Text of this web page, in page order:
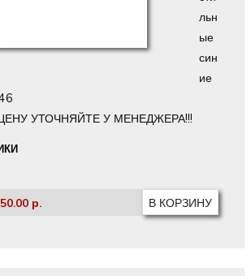
льн
ые
син
ие
УТОЧНЯЙТЕ У МЕНЕДЖЕРА!!!
р.